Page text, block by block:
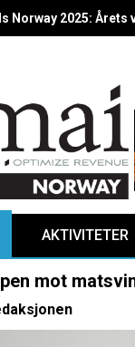
Norway 2025: Årets
AKTIVITETER
mot